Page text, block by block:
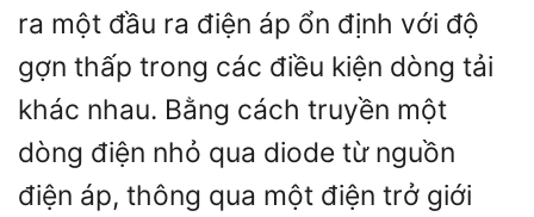
ra một đầu ra điện áp ổn định với độ
gợn thấp trong các điều kiện dòng tải
khác nhau. Bằng cách truyền một
dòng điện nhỏ qua diode từ nguồn
điện áp, thông qua một điện trở giới